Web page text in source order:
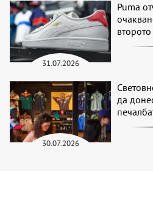
31.07.2026
Puma
30.07.2026
да